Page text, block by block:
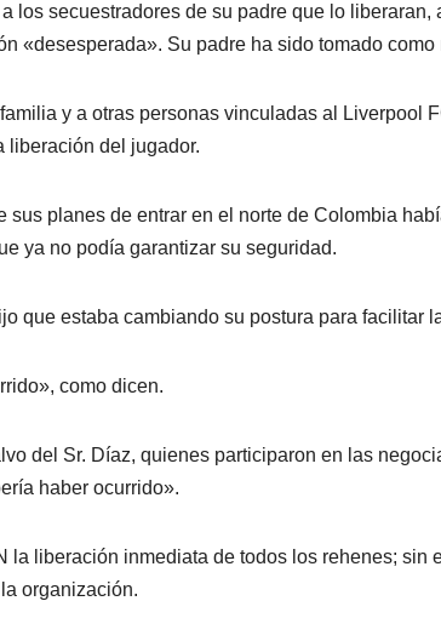
los secuestradores de su padre que lo liberaran,
«desesperada». Su padre ha sido tomado como
y a otras personas vinculadas al Liverpool
liberación del jugador.
sus planes de entrar en el norte de Colombia
ya no podía garantizar su seguridad.
que estaba cambiando su postura para facilitar
como dicen.
del Sr. Díaz, quienes participaron en las
haber ocurrido».
la liberación inmediata de todos los rehenes; sin
organización.